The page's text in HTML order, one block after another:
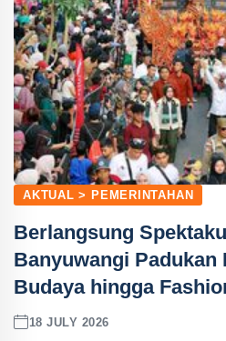
AKTUAL > PEMERINTAHAN
Berlangsung
Banyuwangi Padukan
Budaya hingga
18 JULY 2026